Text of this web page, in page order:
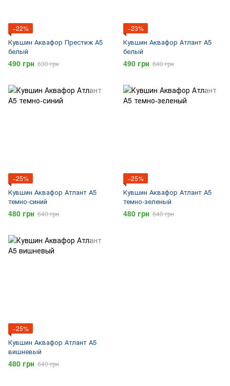
−22%
Кувшин Аквафор Престиж А5
белый
490 грн 630 грн
−23%
Кувшин Аквафор Атлант А5
белый
490 грн 640 грн
−25%
Кувшин Аквафор Атлант А5
темно-синий
480 грн 640 грн
−25%
Кувшин Аквафор Атлант А5
темно-зеленый
480 грн 640 грн
−25%
Кувшин Аквафор Атлант А5
вишневый
480 грн 640 грн